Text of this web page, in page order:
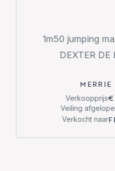
1m50 jumping
DEXTER DE
MERRIE
Verkoopprijs
Veiling
Verkocht naar